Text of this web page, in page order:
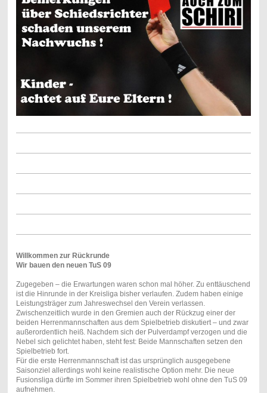
Willkommen zur Rückrunde
Wir bauen den neuen TuS 09
Zugegeben – die Erwartungen waren schon mal höher. Zu enttäuschend
ist die Hinrunde in der Kreisliga bisher verlaufen. Zudem haben einige
Leistungsträger zum Jahreswechsel den Verein verlassen.
Zwischenzeitlich wurde in den Gremien auch der Rückzug einer der
beiden Herrenmannschaften aus dem Spielbetrieb diskutiert – und zwar
außerordentlich heiß. Nachdem sich der Pulverdampf verzogen und die
Nebel sich gelichtet haben, steht fest: Beide Mannschaften setzen den
Spielbetrieb fort.
Für die erste Herrenmannschaft ist das ursprünglich ausgegebene
Saisonziel allerdings wohl keine realistische Option mehr. Die neue
Fusionsliga dürfte im Sommer ihren Spielbetrieb wohl ohne den TuS 09
aufnehmen.